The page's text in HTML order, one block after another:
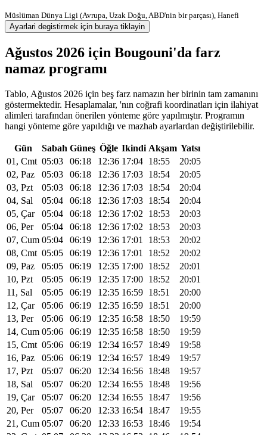
Müslüman Dünya Ligi (Avrupa, Uzak Doğu, ABD'nin bir parçası), Hanefi
Ayarlari degistirmek için buraya tiklayin
Ağustos 2026 için Bougouni'da farz
namaz programı
Tablo, Ağustos 2026 için beş farz namazın her birinin tam zamanını
göstermektedir. Hesaplamalar, 'nın coğrafi koordinatları için ilahiyat
alimleri tarafından önerilen yönteme göre yapılmıştır. Programın
hangi yönteme göre yapıldığı ve mazhab ayarlardan değiştirilebilir.
Gün Sabah Güneş Öğle Ikindi Akşam Yatsı
01, Cmt 05:03 06:18 12:36 17:04 18:55
20:05
02, Paz
05:03 06:18 12:36 17:03 18:54
20:05
03, Pzt
05:03 06:18 12:36 17:03 18:54
20:04
04, Sal
05:04 06:18 12:36 17:03 18:54
20:04
05, Çar
05:04 06:18 12:36 17:02 18:53
20:03
06, Per
05:04 06:18 12:36 17:02 18:53
20:03
07, Cum 05:04 06:19 12:36 17:01 18:53
20:02
08, Cmt 05:05 06:19 12:36 17:01 18:52
20:02
09, Paz
05:05 06:19 12:35 17:00 18:52
20:01
10, Pzt
05:05 06:19 12:35 17:00 18:52
20:01
11, Sal
05:05 06:19 12:35 16:59 18:51
20:00
12, Çar
05:06 06:19 12:35 16:59 18:51
20:00
13, Per
05:06 06:19 12:35 16:58 18:50
19:59
14, Cum 05:06 06:19 12:35 16:58 18:50
19:59
15, Cmt 05:06 06:19 12:34 16:57 18:49
19:58
16, Paz
05:06 06:19 12:34 16:57 18:49
19:57
17, Pzt
05:07 06:20 12:34 16:56 18:48
19:57
18, Sal
05:07 06:20 12:34 16:55 18:48
19:56
19, Çar
05:07 06:20 12:34 16:55 18:47
19:56
20, Per
05:07 06:20 12:33 16:54 18:47
19:55
21, Cum 05:07 06:20 12:33 16:53 18:46
19:54